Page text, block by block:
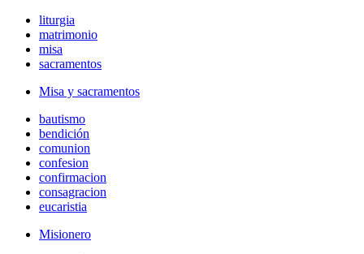
liturgia
matrimonio
misa
sacramentos
Misa y sacramentos
bautismo
bendición
comunion
confesion
confirmacion
consagracion
eucaristia
Misionero